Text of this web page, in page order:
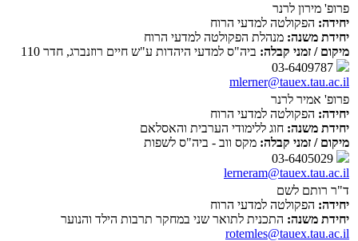
פרופ' מירון לרנר
יחידה: הפקולטה למדעי הרוח
יחידת משנה: מנהלת הפקולטה למדעי הרוח
מיקום / זמני קבלה: ביה"ס למדעי היהדות ע"ש חיים רוזנברג, חדר 110
mlerner@tauex.tau.ac.il
פרופ' אמיר לרנר
יחידה: הפקולטה למדעי הרוח
יחידת משנה: חוג ללימודי הערבית והאסלאם
מיקום / זמני קבלה: מקס ווב - ביה"ס לשפות
lerneram@tauex.tau.ac.il
ד"ר רותם לשם
יחידה: הפקולטה למדעי הרוח
יחידת משנה: התכנית לתואר שני במחקר תרבות הילד והנוער
rotemles@tauex.tau.ac.il